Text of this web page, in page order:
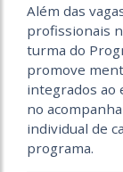
Além das
profissionais
turma do
promove
integrados ao
no
individual de
programa.